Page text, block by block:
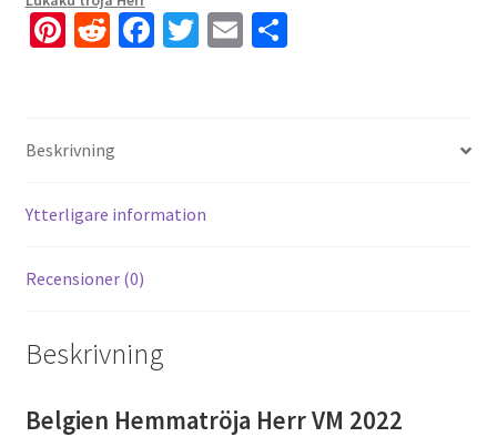
Pi
es
R
di
t
Fa
k
T E D
Beskrivning
Ytterligare information
Recensioner (0)
Beskrivning
Belgien Hemmatröja Herr VM 2022